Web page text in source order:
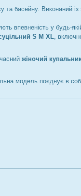
басейну. Виконаний із
впевненість у будь-
S M XL ,
жіночий
модель поєднує в